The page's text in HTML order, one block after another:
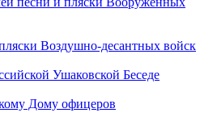
Воздушно-десантных войск
Ушаковской Беседе
Дому офицеров